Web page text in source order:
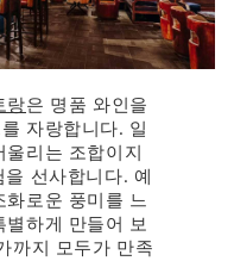
랑은 명품 와인을
자랑합니다. 일
리는 조합이지
선사합니다. 예
로운 풍미를 느
하게 만들어 보
까지 모두가 만족